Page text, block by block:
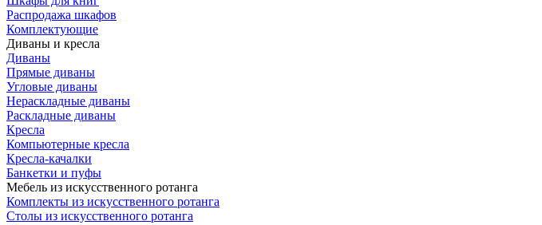
Распродажа шкафов
Комплектующие
Диваны и кресла
Диваны
Прямые диваны
Угловые диваны
Нераскладные диваны
Раскладные диваны
Кресла
Компьютерные кресла
Кресла-качалки
Банкетки и пуфы
Мебель из искусственного ротанга
Комплекты из искусственного ротанга
Столы из искусственного ротанга